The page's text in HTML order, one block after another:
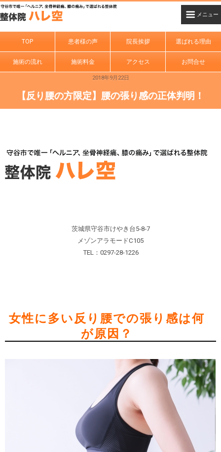
TOP 患者様の声 院長挨拶 選ばれる理由
施術の流れ 施術料金 アクセス お問合せ
2018年9月22日
【反り腰の方限定】腰の張り感の正体判明！
茨城県守谷市けやき台5‐8‐7
メゾンアラモードC105
TEL：0297-28-1226
女性に多い反り腰での張り感は何
が原因？